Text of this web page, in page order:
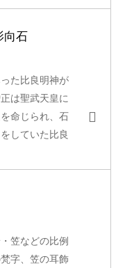
向石
た比良明神が
は聖武天皇に
命じられ、石
していた比良
笠などの比例
字、笠の耳飾